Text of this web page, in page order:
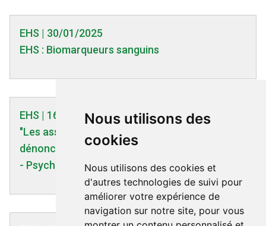
Nous utilisons des
cookies
Nous utilisons des cookies et
d'autres technologies de suivi pour
améliorer votre expérience de
navigation sur notre site, pour vous
EHS | 30/01/2025
EHS : Biomarqueurs sanguins
EHS | 16/03/2012
"Les associations d'électrosensibles
dénoncent l'étude gouvernementale (France)"
- Psychomedia.qc.ca - 16/03/2012